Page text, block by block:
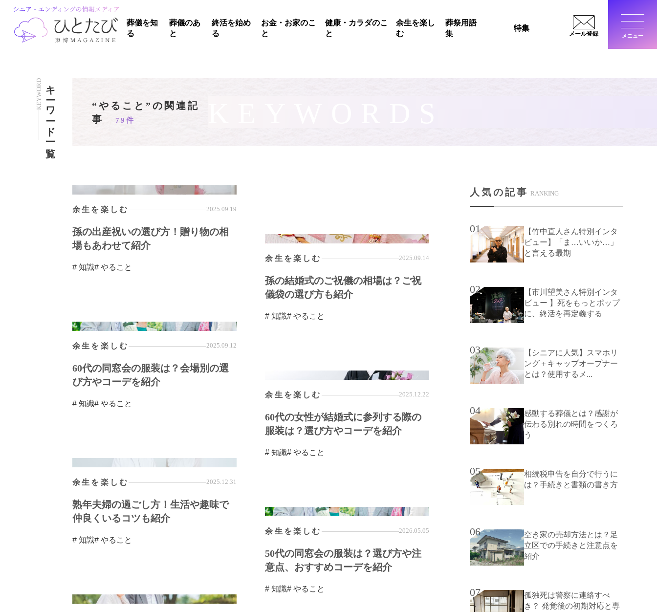
葬儀を知
る
葬儀のあ
と
終活を始め
る
お金・お家のこ
と
健康・カラダのこ
と
余生を楽し
む
葬祭用語
集
特集
メール登録 メニュー
KEYWORDキーワード一覧
“やること”の関連記
事
79件
余生を楽しむ 2025.09.19
孫の出産祝いの選び方！贈り物の相
場もあわせて紹介
# 知識# やること
余生を楽しむ 2025.09.14
孫の結婚式のご祝儀の相場は？ご祝
儀袋の選び方も紹介
# 知識# やること
余生を楽しむ 2025.09.12
60代の同窓会の服装は？会場別の選
び方やコーデを紹介
# 知識# やること
余生を楽しむ 2025.12.22
60代の女性が結婚式に参列する際の
服装は？選び方やコーデを紹介
# 知識# やること
余生を楽しむ 2025.12.31
熟年夫婦の過ごし方！生活や趣味で
仲良くいるコツも紹介
# 知識# やること
余生を楽しむ 2026.05.05
50代の同窓会の服装は？選び方や注
意点、おすすめコーデを紹介
# 知識# やること
人気の記事 RANKING
01
【竹中直人さん特別インタ
ビュー】「ま…いいか…」
と言える最期
02
【市川望美さん特別インタ
ビュー 】死をもっとポップ
に、終活を再定義する
03
【シニアに人気】スマホリ
ング＋キャップオープナー
とは？使用するメ...
04
感動する葬儀とは？感謝が
伝わる別れの時間をつくろ
う
05
相続税申告を自分で行うに
は？手続きと書類の書き方
06
空き家の売却方法とは？足
立区での手続きと注意点を
紹介
07
孤独死は警察に連絡すべ
き？ 発覚後の初期対応と専